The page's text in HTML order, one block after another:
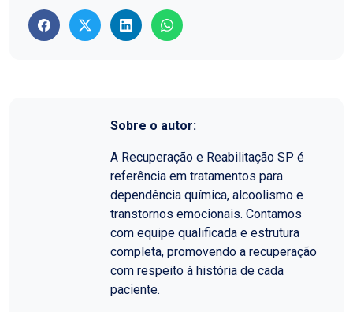
Sobre o autor:
A Recuperação e Reabilitação SP é
referência em tratamentos para
dependência química, alcoolismo e
transtornos emocionais. Contamos
com equipe qualificada e estrutura
completa, promovendo a recuperação
com respeito à história de cada
paciente.